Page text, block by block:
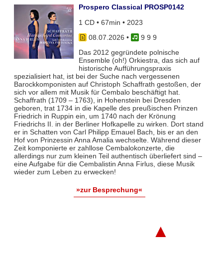
Prospero Classical PROSP0142
1 CD • 67min • 2023
08.07.2026 •
9 9 9
Das 2012 gegründete polnische
Ensemble (oh!) Orkiestra, das sich auf
historische Aufführungspraxis
spezialisiert hat, ist bei der Suche nach vergessenen
Barockkomponisten auf Christoph Schaffrath gestoßen, der
sich vor allem mit Musik für Cembalo beschäftigt hat.
Schaffrath (1709 – 1763), in Hohenstein bei Dresden
geboren, trat 1734 in die Kapelle des preußischen Prinzen
Friedrich in Ruppin ein, um 1740 nach der Krönung
Friedrichs II. in der Berliner Hofkapelle zu wirken. Dort stand
er in Schatten von Carl Philipp Emauel Bach, bis er an den
Hof von Prinzessin Anna Amalia wechselte. Während dieser
Zeit komponierte er zahllose Cembalokonzerte, die
allerdings nur zum kleinen Teil authentisch überliefert sind –
eine Aufgabe für die Cembalistin Anna Firlus, diese Musik
wieder zum Leben zu erwecken!
»zur Besprechung«
▲